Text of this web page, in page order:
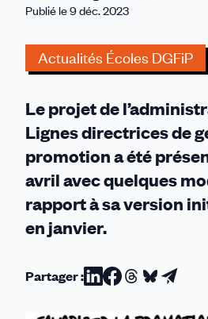
Publié le 9 déc. 2023
Actualités Écoles DGFiP
Le projet de
Lignes directrices de
promotion a été
avril avec quelques
rapport à sa version
en janvier.
Partager :Partager
Partager
Partager
Partager
sur par